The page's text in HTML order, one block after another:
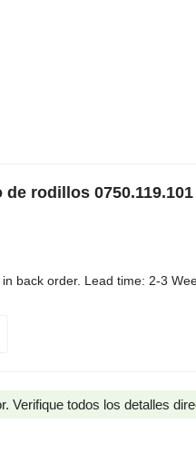
rodillos
back order. Lead time: 2-3
Verifique todos los detalles